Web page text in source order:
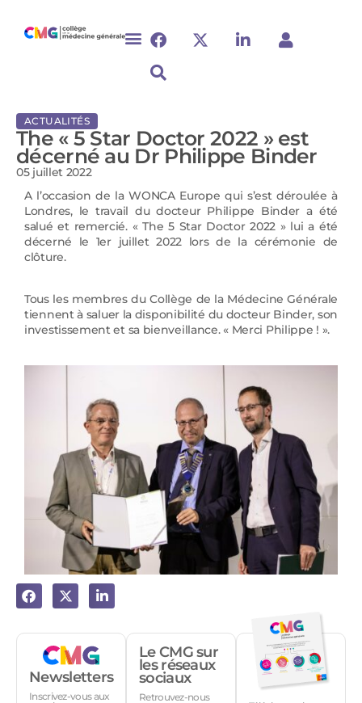
ACTUALITÉS
The « 5 Star Doctor 2022 » est
décerné au Dr Philippe Binder
05 juillet 2022
A l’occasion de la WONCA Europe qui s’est déroulée à
Londres, le travail du docteur Philippe Binder a été
salué et remercié. « The 5 Star Doctor 2022 » lui a été
décerné le 1er juillet 2022 lors de la cérémonie de
clôture.
Tous les membres du Collège de la Médecine Générale
tiennent à saluer la disponibilité du docteur Binder, son
investissement et sa bienveillance. « Merci Philippe ! ».
Newsletters
Inscrivez-vous aux
Le CMG sur
les réseaux
sociaux
Retrouvez-nous